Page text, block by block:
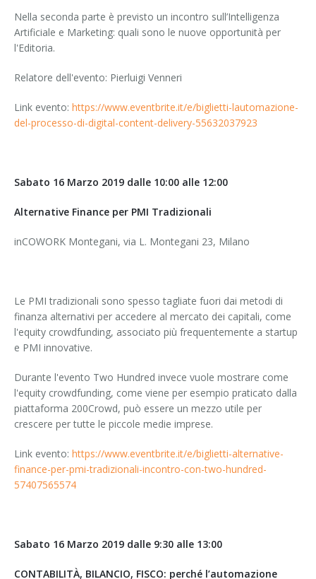
Nella seconda parte è previsto un incontro sull’Intelligenza
Artificiale e Marketing: quali sono le nuove opportunità per
l'Editoria.
Relatore dell'evento: Pierluigi Venneri
Link evento: https://www.eventbrite.it/e/biglietti-lautomazione-
del-processo-di-digital-content-delivery-55632037923
Sabato 16 Marzo 2019 dalle 10:00 alle 12:00
Alternative Finance per PMI Tradizionali
inCOWORK Montegani, via L. Montegani 23, Milano
Le PMI tradizionali sono spesso tagliate fuori dai metodi di
finanza alternativi per accedere al mercato dei capitali, come
l'equity crowdfunding, associato più frequentemente a startup
e PMI innovative.
Durante l'evento Two Hundred invece vuole mostrare come
l'equity crowdfunding, come viene per esempio praticato dalla
piattaforma 200Crowd, può essere un mezzo utile per
crescere per tutte le piccole medie imprese.
Link evento: https://www.eventbrite.it/e/biglietti-alternative-
finance-per-pmi-tradizionali-incontro-con-two-hundred-
57407565574
Sabato 16 Marzo 2019 dalle 9:30 alle 13:00
CONTABILITÀ, BILANCIO, FISCO: perché l’automazione